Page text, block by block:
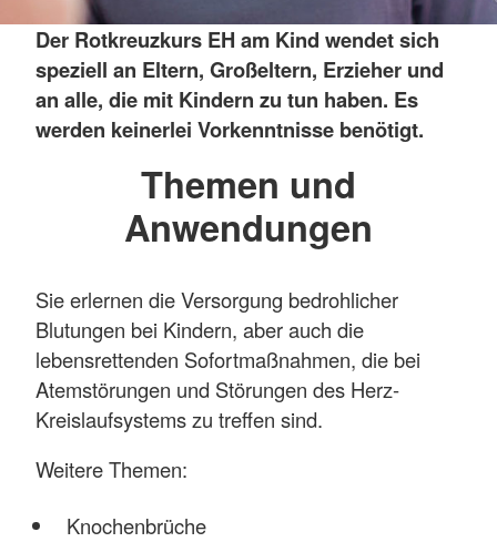
Der Rotkreuzkurs EH am Kind wendet sich
speziell an Eltern, Großeltern, Erzieher und
an alle, die mit Kindern zu tun haben. Es
werden keinerlei Vorkenntnisse benötigt.
Themen und
Anwendungen
Sie erlernen die Versorgung bedrohlicher
Blutungen bei Kindern, aber auch die
lebensrettenden Sofortmaßnahmen, die bei
Atemstörungen und Störungen des Herz-
Kreislaufsystems zu treffen sind.
Weitere Themen:
Knochenbrüche